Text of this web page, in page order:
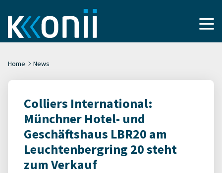
Home News
Colliers International:
Münchner Hotel- und
Geschäftshaus LBR20 am
Leuchtenbergring 20 steht
zum Verkauf